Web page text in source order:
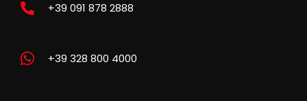
+39 091 878 2888
+39 328 800 4000